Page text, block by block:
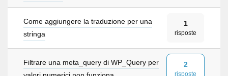
Come aggiungere la traduzione per una
stringa
1
risposte
Filtrare una meta_query di WP_Query per
2
risposte